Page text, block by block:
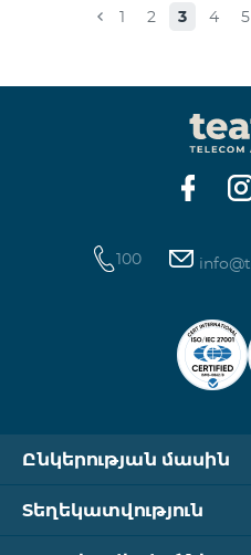
1 2 3 4 5
100
Ընկերության մասին
Տեղեկատվություն